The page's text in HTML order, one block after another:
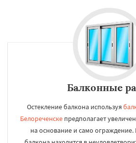
Балконные
Остекление балкона используя
Белореченске предполагает
на основание и само ограждение.